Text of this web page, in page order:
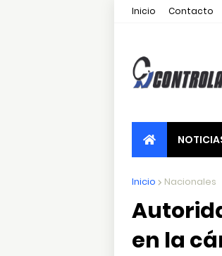
Inicio Contacto
Inicio Nacionales
en la